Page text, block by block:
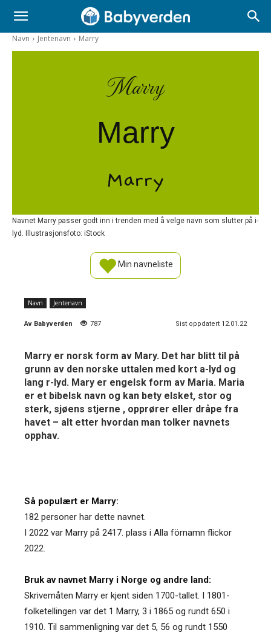
Navn Jentenavn Marry
Marry
Marry
Marry
Navnet Marry passer godt inn i trenden med å velge navn som slutter på i-
lyd. Illustrasjonsfoto: iStock
Min navneliste
Navn Jentenavn
Av Babyverden 787 Sist oppdatert 12.01.22
Marry er norsk form av Mary. Det har blitt til på
grunn av den norske uttalen med kort a-lyd og
lang r-lyd. Mary er engelsk form av Maria. Maria
er et bibelsk navn og kan bety elsket, stor og
sterk, sjøens stjerne , opprører eller dråpe fra
havet – alt etter hvordan man tolker navnets
opphav.
Så populært er Marry:
182 personer har dette navnet.
I 2022 var Marry på 2417. plass i Alla förnamn flickor
2022.
Bruk av navnet Marry i Norge og andre land:
Skrivemåten Marry er kjent siden 1700-tallet. I 1801-
folketellingen var det 1 Marry, 3 i 1865 og rundt 650 i
1910. Til sammenligning var det 5, 56 og rundt 1550